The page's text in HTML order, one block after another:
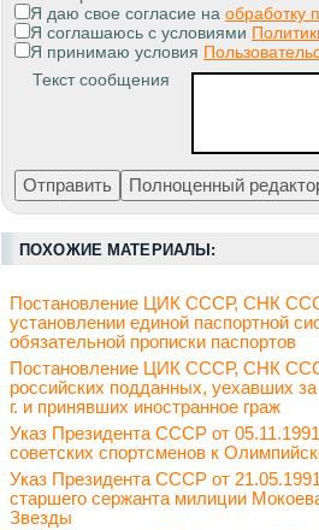
Я даю свое согласие на обработку
Я соглашаюсь с условиями
Я принимаю условия
Текст сообщения
ПОХОЖИЕ МАТЕРИАЛЫ:
Постановление ЦИК СССР, СНК
установлении единой паспортной
обязательной прописки паспортов
Постановление ЦИК СССР, СНК
российских подданных, уехавших
г. и принявших иностранное граж
Указ Президента СССР от
советских спортсменов к
Указ Президента СССР от
старшего сержанта милиции
Звезды